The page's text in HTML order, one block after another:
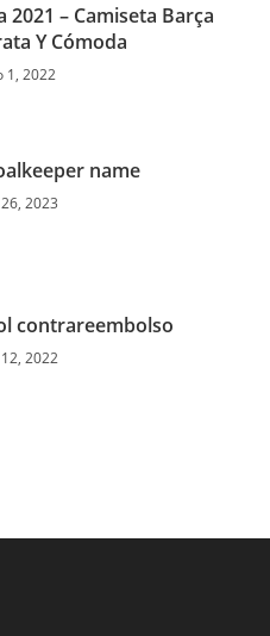
2021 – Camiseta Barça
Y Cómoda
1, 2022
name
2023
contrareembolso
2022